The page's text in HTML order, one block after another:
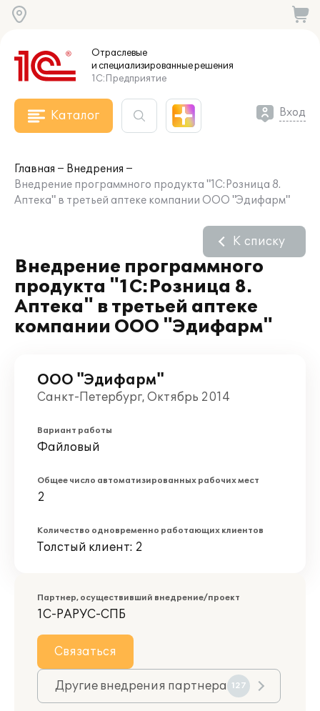
Отраслевые
и специализированныерешения
1С:Предприятие
Каталог Вход
Главная
Внедрения
Внедрение программного продукта "1С:Розница 8.
Аптека" в третьей аптеке компании ООО "Эдифарм"
Внедрение программного
продукта "1С:Розница 8.
Аптека" в третьей аптеке
компании ООО "Эдифарм"
К списку
ООО "Эдифарм"
Санкт-Петербург, Октябрь 2014
Вариант работы
Файловый
Общее число автоматизированных рабочих мест
2
Количество одновременно работающих клиентов
Толстый клиент: 2
Партнер, осуществивший внедрение/проект
1С-РАРУС-СПБ
Связаться
Другие внедрения партнера 127